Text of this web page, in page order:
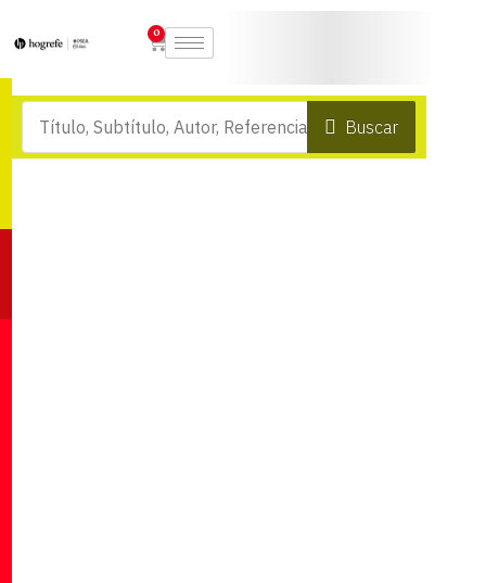
0
Buscar